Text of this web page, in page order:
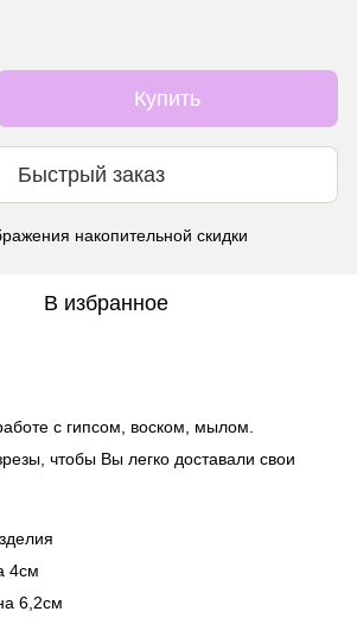
Купить
Быстрый заказ
накопительной скидки
В избранное
с гипсом, воском, мылом.
чтобы Вы легко доставали свои
4см
6,2см